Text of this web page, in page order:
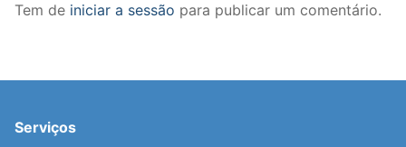
Tem de iniciar a sessão para publicar um comentário.
Serviços